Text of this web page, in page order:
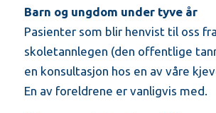
Barn og ungdom under tyve år
Pasienter som blir henvist til oss fra
skoletannlegen (den offentlige
en konsultasjon hos en av våre
En av foreldrene er vanligvis med.